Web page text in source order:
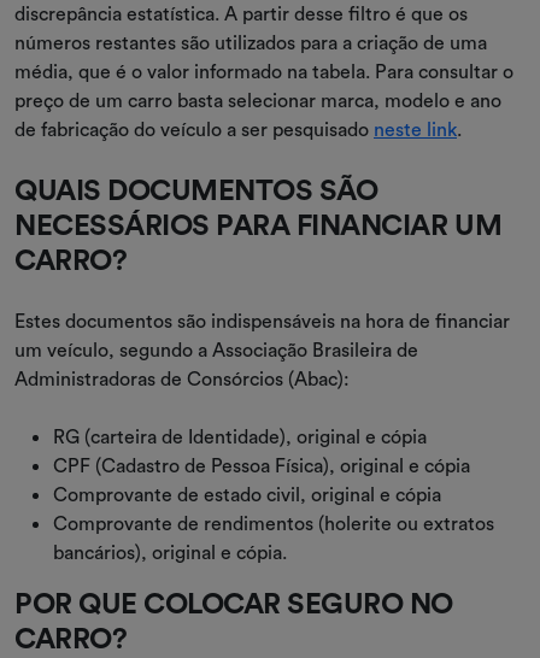
discrepância estatística. A partir desse filtro é que os
números restantes são utilizados para a criação de uma
média, que é o valor informado na tabela. Para consultar o
preço de um carro basta selecionar marca, modelo e ano
de fabricação do veículo a ser pesquisado neste link.
QUAIS DOCUMENTOS SÃO
NECESSÁRIOS PARA FINANCIAR UM
CARRO?
Estes documentos são indispensáveis na hora de financiar
um veículo, segundo a Associação Brasileira de
Administradoras de Consórcios (Abac):
RG (carteira de Identidade), original e cópia
CPF (Cadastro de Pessoa Física), original e cópia
Comprovante de estado civil, original e cópia
Comprovante de rendimentos (holerite ou extratos
bancários), original e cópia.
POR QUE COLOCAR SEGURO NO
CARRO?